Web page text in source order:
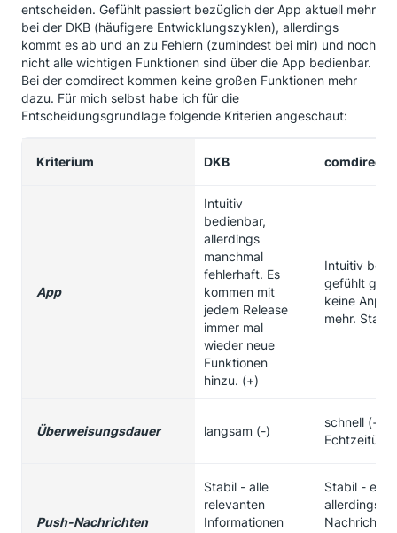
entscheiden. Gefühlt passiert bezüglich der App aktuell mehr
bei der DKB (häufigere Entwicklungszyklen), allerdings
kommt es ab und an zu Fehlern (zumindest bei mir) und noch
nicht alle wichtigen Funktionen sind über die App bedienbar.
Bei der comdirect kommen keine großen Funktionen mehr
dazu. Für mich selbst habe ich für die
Entscheidungsgrundlage folgende Kriterien angeschaut:
Kriterium DKB comdirect
App
Intuitiv
bedienbar,
allerdings
manchmal
fehlerhaft. Es
kommen mit
jedem Release
immer mal
wieder neue
Funktionen
hinzu. (+)
Intuitiv
gefühlt gibt
keine
mehr. Stabil
Überweisungsdauer langsam (-)
schnell (+)
Push-Nachrichten
Stabil - alle
relevanten
Informationen
Stabil - es
allerdings
Nachricht,